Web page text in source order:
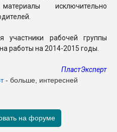
исключительно
участники рабочей группы
работы на 2014-2015 годы.
ПластЭксперт
- больше, интересней